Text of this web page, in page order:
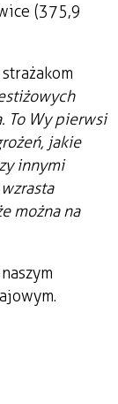
(375,9
To Wy pierwsi
jakie
innymi
można na